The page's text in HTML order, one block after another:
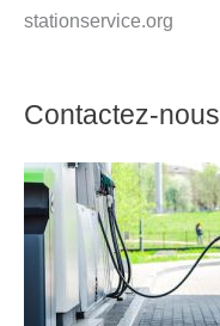
stationservice.org
Contactez-nous